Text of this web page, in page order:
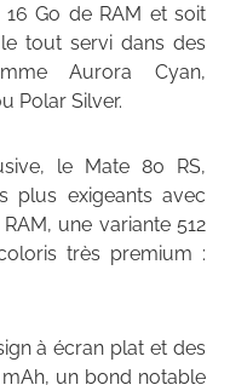
16 Go de RAM et soit
tout servi dans des
Aurora Cyan,
Polar Silver.
le Mate 80 RS,
plus exigeants avec
une variante 512
très premium :
à écran plat et des
un bond notable